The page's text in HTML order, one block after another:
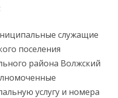
служащие
поселения
района Волжский
услугу и номера